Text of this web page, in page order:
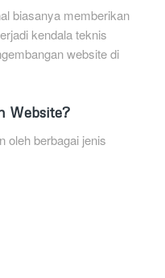
biasanya memberikan
kendala teknis
website di
Website?
oleh berbagai jenis